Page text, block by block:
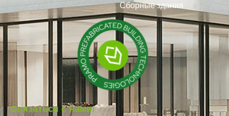
Сборные здания
Связаться с нами!